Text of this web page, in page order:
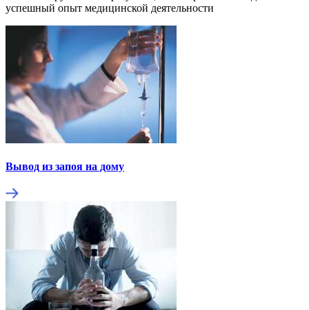
успешный опыт медицинской деятельности
Вывод из запоя на дому